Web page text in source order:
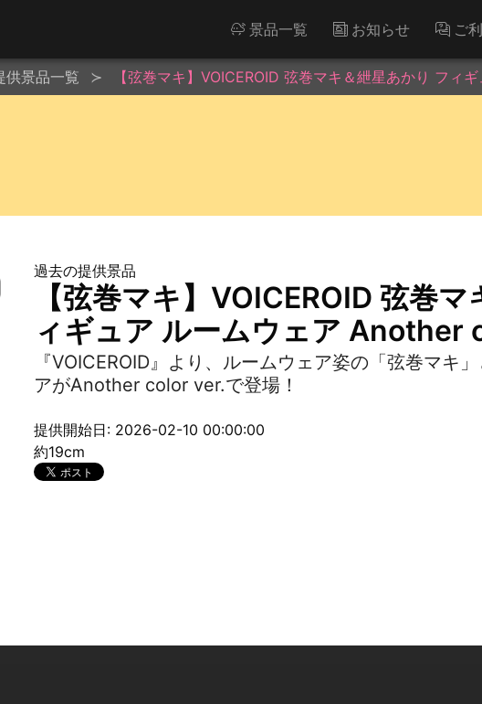
景品一覧 お知らせ ご
供景品一覧 【弦巻マキ】VOICEROID 弦巻マキ＆紲星あかり フ
過去の提供景品
【弦巻マキ】VOICEROID 弦巻
ィギュア ルームウェア Another
『VOICEROID』より、ルームウェア姿の「弦巻マキ
アがAnother color ver.で登場！
提供開始日: 2026-02-10 00:00:00
約19cm